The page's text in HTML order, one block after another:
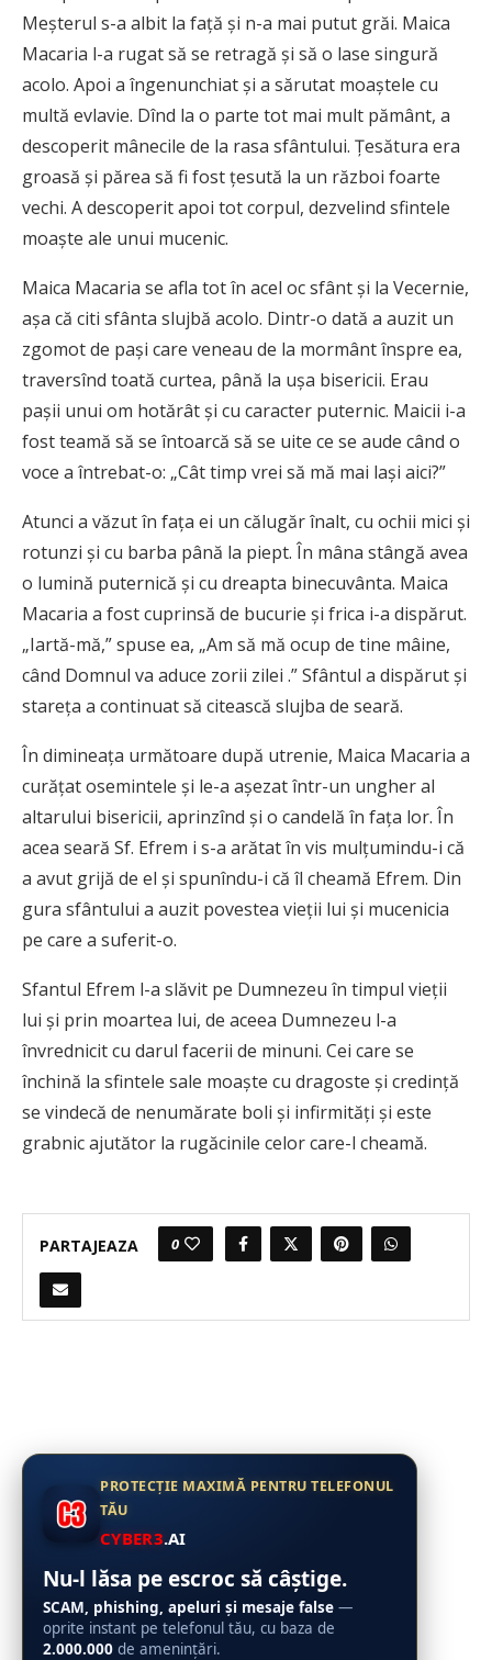
Meşterul s-a albit la faţă şi n-a mai putut grăi. Maica
Macaria l-a rugat să se retragă şi să o lase singură
acolo. Apoi a îngenunchiat şi a sărutat moaştele cu
multă evlavie. Dînd la o parte tot mai mult pământ, a
descoperit mânecile de la rasa sfântului. Ţesătura era
groasă şi părea să fi fost ţesută la un război foarte
vechi. A descoperit apoi tot corpul, dezvelind sfintele
moaşte ale unui mucenic.
Maica Macaria se afla tot în acel oc sfânt şi la Vecernie,
aşa că citi sfânta slujbă acolo. Dintr-o dată a auzit un
zgomot de paşi care veneau de la mormânt înspre ea,
traversînd toată curtea, până la uşa bisericii. Erau
paşii unui om hotărât şi cu caracter puternic. Maicii i-a
fost teamă să se întoarcă să se uite ce se aude când o
voce a întrebat-o: „Cât timp vrei să mă mai laşi aici?”
Atunci a văzut în faţa ei un călugăr înalt, cu ochii mici şi
rotunzi şi cu barba până la piept. În mâna stângă avea
o lumină puternică şi cu dreapta binecuvânta. Maica
Macaria a fost cuprinsă de bucurie şi frica i-a dispărut.
„Iartă-mă,” spuse ea, „Am să mă ocup de tine mâine,
când Domnul va aduce zorii zilei .” Sfântul a dispărut şi
stareţa a continuat să citească slujba de seară.
În dimineaţa următoare după utrenie, Maica Macaria a
curăţat osemintele şi le-a aşezat într-un ungher al
altarului bisericii, aprinzînd şi o candelă în faţa lor. În
acea seară Sf. Efrem i s-a arătat în vis mulţumindu-i că
a avut grijă de el şi spunîndu-i că îl cheamă Efrem. Din
gura sfântului a auzit povestea vieţii lui şi mucenicia
pe care a suferit-o.
Sfantul Efrem l-a slăvit pe Dumnezeu în timpul vieţii
lui şi prin moartea lui, de aceea Dumnezeu l-a
învrednicit cu darul facerii de minuni. Cei care se
închină la sfintele sale moaşte cu dragoste şi credinţă
se vindecă de nenumărate boli şi infirmităţi şi este
grabnic ajutător la rugăcinile celor care-l cheamă.
PARTAJEAZA 0
PROTECȚIE MAXIMĂ PENTRU TELEFONUL
TĂU
CYBER3.AI
Nu-l lăsa pe escroc să câștige.
SCAM, phishing, apeluri și mesaje false —
oprite instant pe telefonul tău, cu baza de
2.000.000 de amenințări.